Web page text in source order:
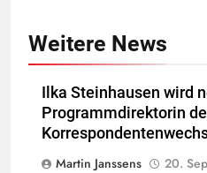
Weitere News
Ilka Steinhausen wird
Programmdirektorin
Martin Janssens
20.